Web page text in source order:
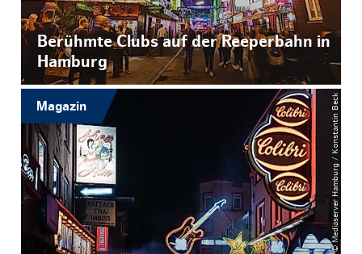
Berühmte Clubs auf der Reeperbahn in
Hamburg
© Mediaserver Hamburg / Konstantin Beck
Magazin